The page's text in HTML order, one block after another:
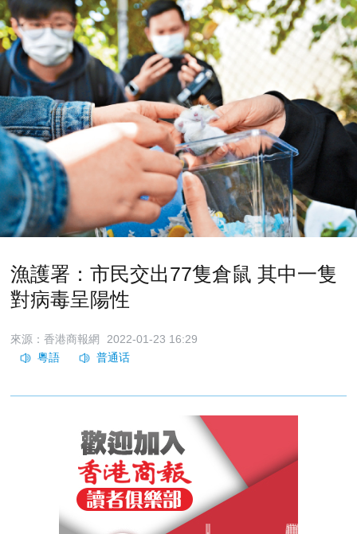
漁護署：市民交出77隻倉鼠 其中一隻
對病毒呈陽性
來源：香港商報網 2022-01-23 16:29